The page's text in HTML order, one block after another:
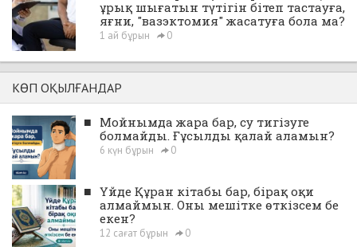
ұрық шығатын түтігін бітеп тастауға,
яғни, "вазэктомия" жасатуға бола ма?
1 ай бұрын 0
КӨП ОҚЫЛҒАНДАР
■ Мойнымда жара бар, су тигізуге
болмайды. Ғұсылды қалай аламын?
6 күн бұрын 0
■ Үйде Құран кітабы бар, бірақ оқи
алмаймын. Оны мешітке өткізсем бе
екен?
12 сағат бұрын 0